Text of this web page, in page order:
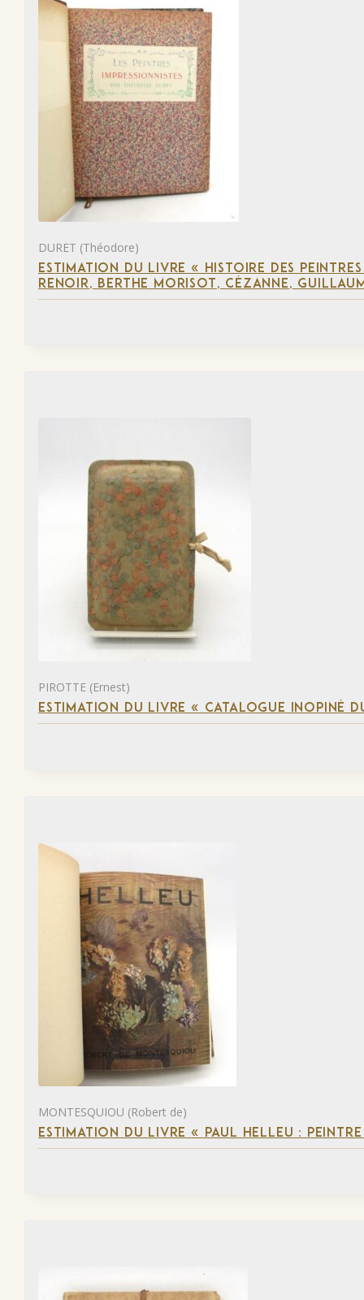
DURET (Théodore)
ESTIMATION DU LIVRE « HISTOIRE DES
RENOIR, BERTHE MORISOT, CÉZANNE,
PIROTTE (Ernest)
ESTIMATION DU LIVRE « CATALOGUE INOPINÉ
MONTESQUIOU (Robert de)
ESTIMATION DU LIVRE « PAUL HELLEU :